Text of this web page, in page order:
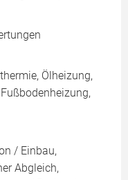
Ölheizung,
/ Einbau,
Abgleich,